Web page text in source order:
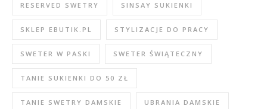
RESERVED SWETRY SINSAY SUKIENKI
SKLEP EBUTIK.PL STYLIZACJE DO PRACY
SWETER W PASKI SWETER ŚWIĄTECZNY
TANIE SUKIENKI DO 50 ZŁ
TANIE SWETRY DAMSKIE UBRANIA DAMSKIE